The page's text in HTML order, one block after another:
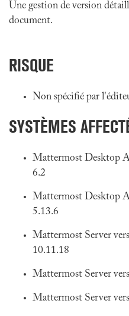
Une gestion de version
document.
RISQUE
Non spécifié par
SYSTÈMES
Mattermost Desktop
6.2
Mattermost Desktop
5.13.6
Mattermost Server
10.11.18
Mattermost Server
Mattermost Server